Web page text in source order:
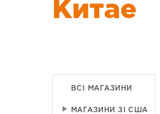
Китае
ВСІ МАГАЗИНИ
МАГАЗИНИ ЗІ США